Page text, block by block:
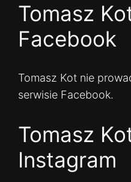
Tomasz
Facebook
Tomasz Kot nie
serwisie Facebook.
Tomasz
Instagram